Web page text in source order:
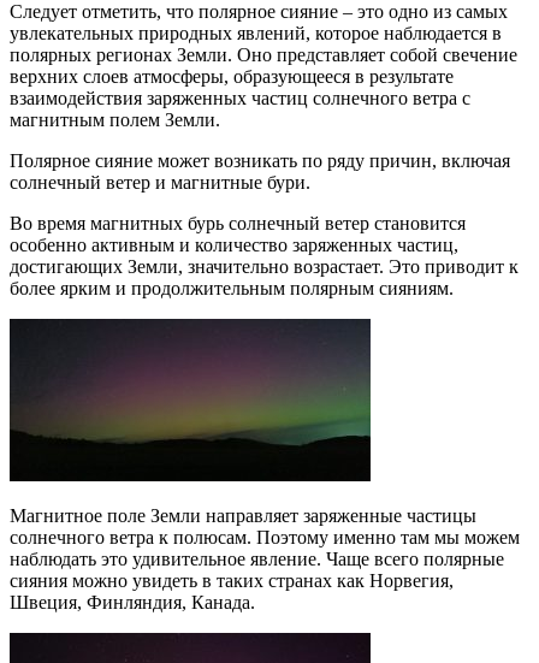
Следует отметить, что полярное сияние – это одно из самых
увлекательных природных явлений, которое наблюдается в
полярных регионах Земли. Оно представляет собой свечение
верхних слоев атмосферы, образующееся в результате
взаимодействия заряженных частиц солнечного ветра с
магнитным полем Земли.
Полярное сияние может возникать по ряду причин, включая
солнечный ветер и магнитные бури.
Во время магнитных бурь солнечный ветер становится
особенно активным и количество заряженных частиц,
достигающих Земли, значительно возрастает. Это приводит к
более ярким и продолжительным полярным сияниям.
Магнитное поле Земли направляет заряженные частицы
солнечного ветра к полюсам. Поэтому именно там мы можем
наблюдать это удивительное явление. Чаще всего полярные
сияния можно увидеть в таких странах как Норвегия,
Швеция, Финляндия, Канада.